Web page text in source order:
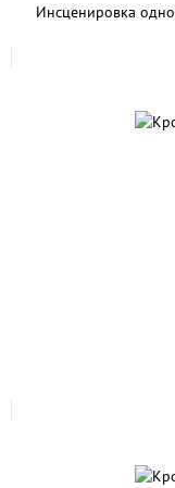
Инсценировка